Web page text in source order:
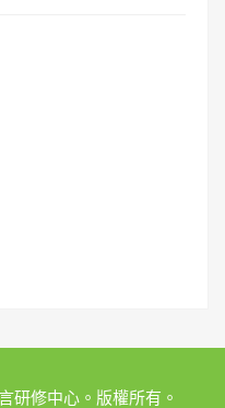
研修中心。版權所有。